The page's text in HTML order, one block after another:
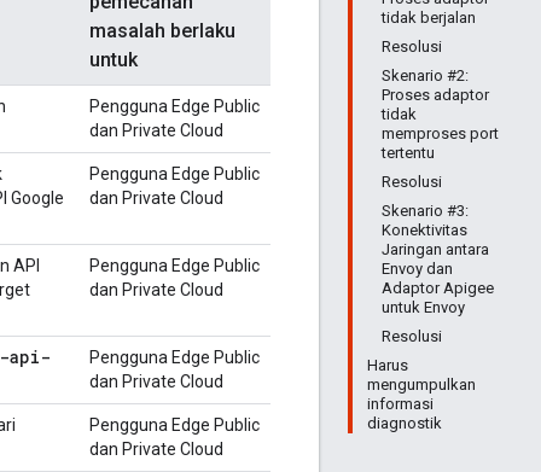
tidak berjalan
Resolusi
Skenario #2:
Proses adaptor
tidak
memproses port
tertentu
Resolusi
Skenario #3:
Konektivitas
Jaringan antara
Envoy dan
Adaptor Apigee
untuk Envoy
Resolusi
Harus
mengumpulkan
informasi
diagnostik
masalah berlaku
untuk
Pengguna Edge Public
dan Private Cloud
Google
Pengguna Edge Public
dan Private Cloud
API
Pengguna Edge Public
dan Private Cloud
api-
Pengguna Edge Public
dan Private Cloud
Pengguna Edge Public
dan Private Cloud